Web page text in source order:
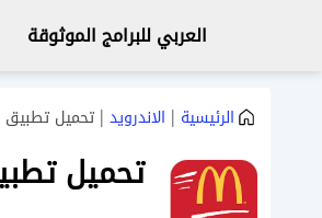
العربي للبرامج الموثوقة
الرئيسية | الاندرويد | تحميل تطبيق
تحميل